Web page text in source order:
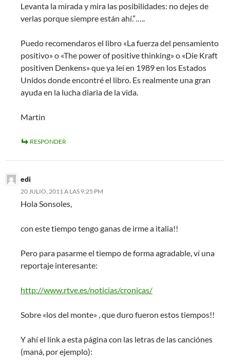
Levanta la mirada y mira las posibilidades: no dejes de
verlas porque siempre están ahí.”…..
Puedo recomendaros el libro «La fuerza del pensamiento
positivo» o «The power of positive thinking» o «Die Kraft
positiven Denkens» que ya leí en 1989 en los Estados
Unidos donde encontré el libro. Es realmente una gran
ayuda en la lucha diaria de la vida.
Martin
RESPONDER
edi
20 JULIO, 2011 A LAS 9:25 PM
Hola Sonsoles,
con este tiempo tengo ganas de irme a italia!!
Pero para pasarme el tiempo de forma agradable, ví una
reportaje interesante:
http://www.rtve.es/noticias/cronicas/
Sobre «los del monte» , que duro fueron estos tiempos!!
Y ahí el link a esta página con las letras de las canciónes
(maná, por ejemplo):